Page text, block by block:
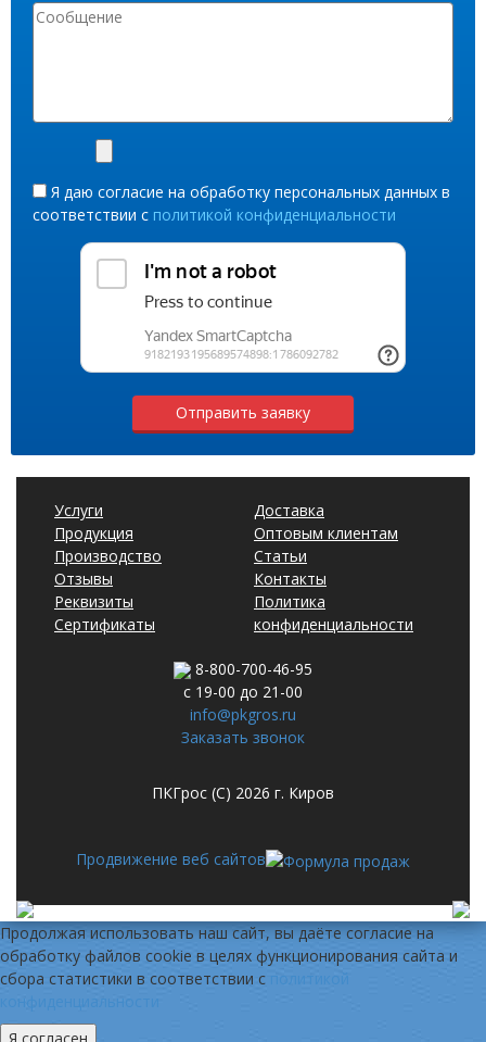
Я даю согласие на обработку персональных данных в
соответствии с политикой конфиденциальности
Отправить заявку
Услуги
Продукция
Производство
Отзывы
Реквизиты
Сертификаты
Доставка
Оптовым клиентам
Статьи
Контакты
Политика
конфиденциальности
8-800-700-46-95
с 19-00 до 21-00
info@pkgros.ru
Заказать звонок
ПКГрос (С) 2026 г. Киров
Продвижение веб сайтов
Продолжая использовать наш сайт, вы даёте согласие на
обработку файлов cookie в целях функционирования сайта и
сбора статистики в соответствии с политикой
конфиденциальности
Я согласен